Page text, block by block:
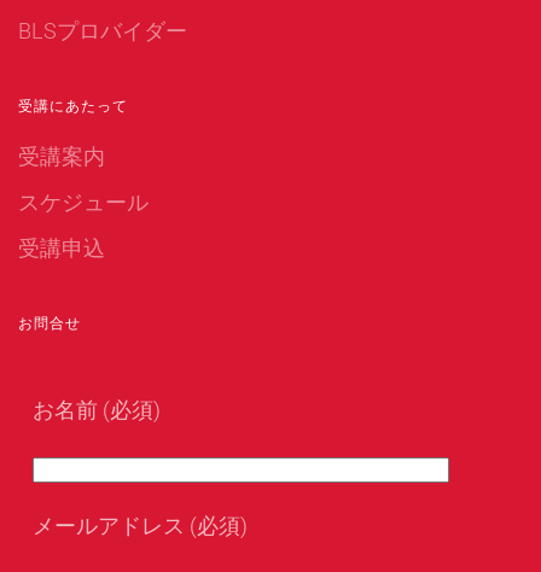
BLSプロバイダー
受講にあたって
受講案内
スケジュール
受講申込
お問合せ
お名前 (必須)
メールアドレス (必須)